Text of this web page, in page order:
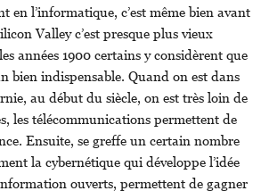
en l’informatique, c’est même bien avant
Valley c’est presque plus vieux
années 1900 certains y considèrent que
bien indispensable. Quand on est dans
au début du siècle, on est très loin de
les télécommunications permettent de
Ensuite, se greffe un certain nombre
la cybernétique qui développe l’idée
ouverts, permettent de gagner